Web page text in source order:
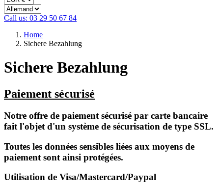
Call us: 03 29 50 67 84
Home
Sichere Bezahlung
Sichere Bezahlung
Paiement sécurisé
Notre offre de paiement sécurisé par carte bancaire
fait l'objet d'un système de sécurisation de type SSL.
Toutes les données sensibles liées aux moyens de
paiement sont ainsi protégées.
Utilisation de Visa/Mastercard/Paypal